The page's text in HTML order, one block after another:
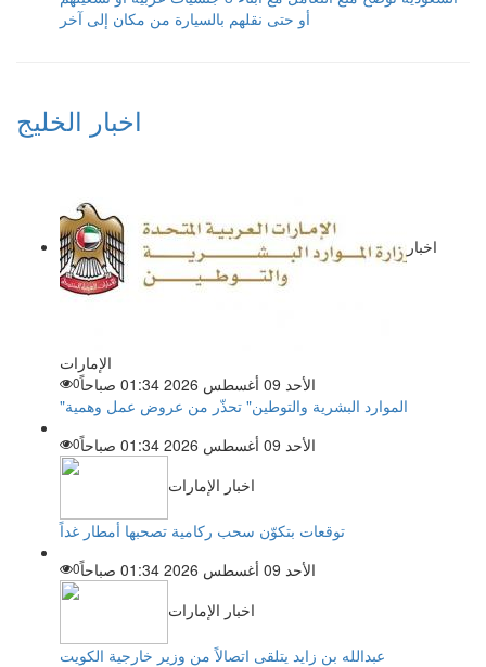
أو حتى نقلهم بالسيارة من مكان إلى آخر
اخبار الخليج
اخبار
الإمارات
الأحد 09 أغسطس 2026 01:34 صباحاً
0
"الموارد البشرية والتوطين" تحذّر من عروض عمل وهمية
الأحد 09 أغسطس 2026 01:34 صباحاً
0
اخبار الإمارات
توقعات بتكوّن سحب ركامية تصحبها أمطار غداً
الأحد 09 أغسطس 2026 01:34 صباحاً
0
اخبار الإمارات
عبدالله بن زايد يتلقى اتصالاً من وزير خارجية الكويت